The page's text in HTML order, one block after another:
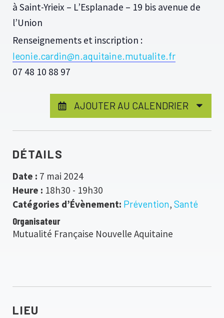
à Saint-Yrieix – L’Esplanade – 19 bis avenue de
l’Union
Renseignements et inscription :
leonie.cardin@n.aquitaine.mutualite.fr
07 48 10 88 97
AJOUTER AU CALENDRIER
DÉTAILS
Date : 7 mai 2024
Heure : 18h30 - 19h30
Catégories d’Évènement: Prévention, Santé
Organisateur
Mutualité Française Nouvelle Aquitaine
LIEU